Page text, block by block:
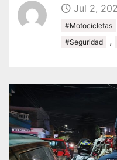
Jul 2,
#Motocicletas
#Seguridad ,